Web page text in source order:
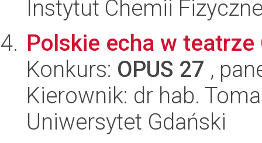
Instytut Chemii
Polskie echa w
Konkurs: OPUS 27 ,
Kierownik: dr hab.
Uniwersytet Gdański